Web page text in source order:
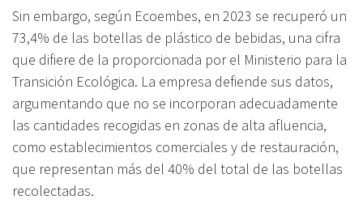
Sin embargo, según Ecoembes, en 2023 se recuperó un
73,4% de las botellas de plástico de bebidas, una cifra
que difiere de la proporcionada por el Ministerio para la
Transición Ecológica. La empresa defiende sus datos,
argumentando que no se incorporan adecuadamente
las cantidades recogidas en zonas de alta afluencia,
como establecimientos comerciales y de restauración,
que representan más del 40% del total de las botellas
recolectadas.